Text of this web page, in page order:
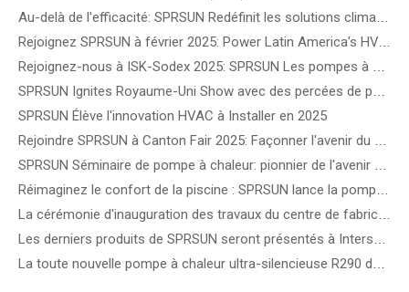
Rejoignez SPRSUN à février 2025: Power Latin America's HVAC Future!
SPRSUN Élève l'innovation HVAC à Installer en 2025